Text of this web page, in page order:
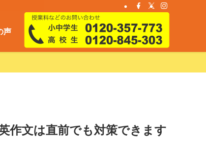
声
作文は直前でも対策できます